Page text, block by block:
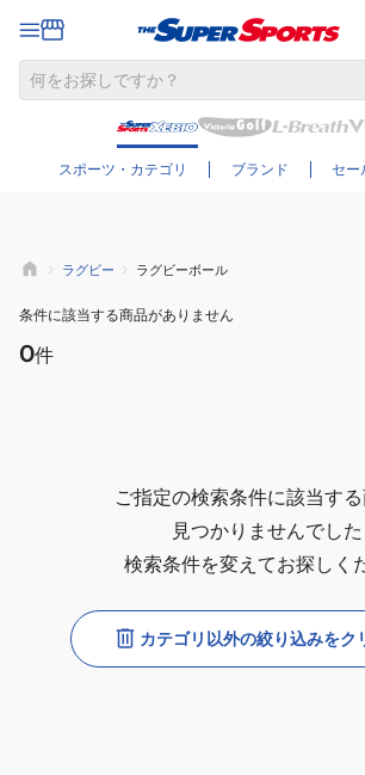
スポーツ・カテゴリ ブランド セー
さらに絞り込む
ラグビー ラグビーボール
条件に該当する商品がありません
0件
ご指定の検索条件に該当す
見つかりませんでした
検索条件を変えてお探しく
カテゴリ以外の絞り込みをク